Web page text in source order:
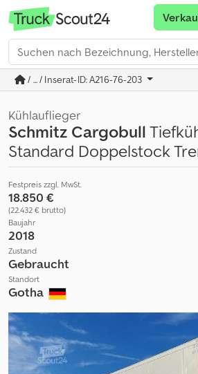
/ ... / Inserat-ID: A216-76-203
Kühlauflieger
Schmitz Cargobull
Standard Doppelstock
Festpreis zzgl. MwSt.
18.850 €
(22.432 € brutto)
Baujahr
2018
Zustand
Gebraucht
Standort
Gotha